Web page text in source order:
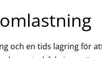
och en tids lagring för